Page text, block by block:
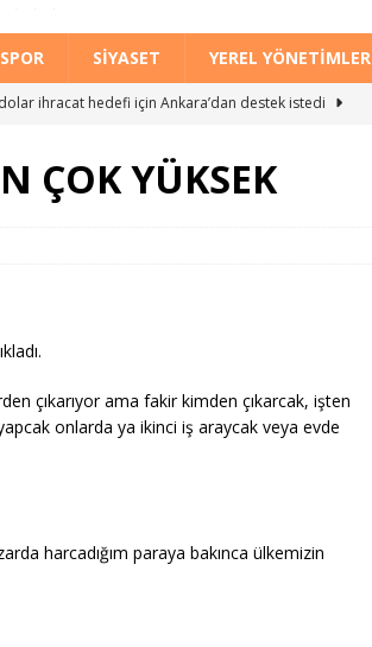
SPOR SIYASET YEREL YÖNETIMLER
ihracat hedefi için Ankara’dan destek istedi
HİZMETE AÇILDI
ÇEVRE VE İKLIM
anıldı
ÇOK YÜKSEK
çıkarıyor ama fakir kimden çıkarcak, işten
onlarda ya ikinci iş araycak veya evde
harcadığım paraya bakınca ülkemizin